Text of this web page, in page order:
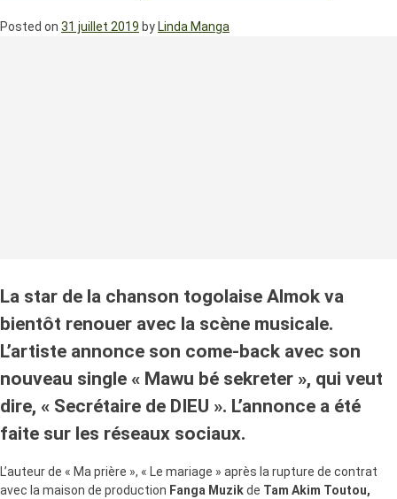
Posted on 31 juillet 2019 by Linda Manga
La star de la chanson togolaise Almok va
bientôt renouer avec la scène musicale.
L’artiste annonce son come-back avec son
nouveau single « Mawu bé sekreter », qui veut
dire, « Secrétaire de DIEU ». L’annonce a été
faite sur les réseaux sociaux.
L’auteur de « Ma prière », « Le mariage » après la rupture de contrat
avec la maison de production Fanga Muzikde Tam Akim Toutou,